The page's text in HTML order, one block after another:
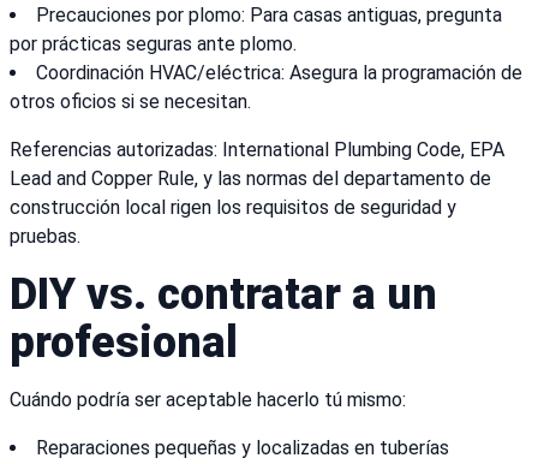
Precauciones por plomo: Para casas antiguas, pregunta
por prácticas seguras ante plomo.
Coordinación HVAC/eléctrica: Asegura la programación de
otros oficios si se necesitan.
Referencias autorizadas: International Plumbing Code, EPA
Lead and Copper Rule, y las normas del departamento de
construcción local rigen los requisitos de seguridad y
pruebas.
DIY vs. contratar a un
profesional
Cuándo podría ser aceptable hacerlo tú mismo:
Reparaciones pequeñas y localizadas en tuberías